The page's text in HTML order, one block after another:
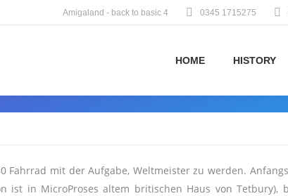
Amigaland - back to basic 4 0345 1715275
HOME HISTORY
Fahrrad mit der Aufgabe, Weltmeister zu werden.
ist in MicroProses altem britischen Haus von Tetbury),